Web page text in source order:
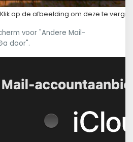
Klik op de afbeelding om deze te
voor "Andere Mail-
door".